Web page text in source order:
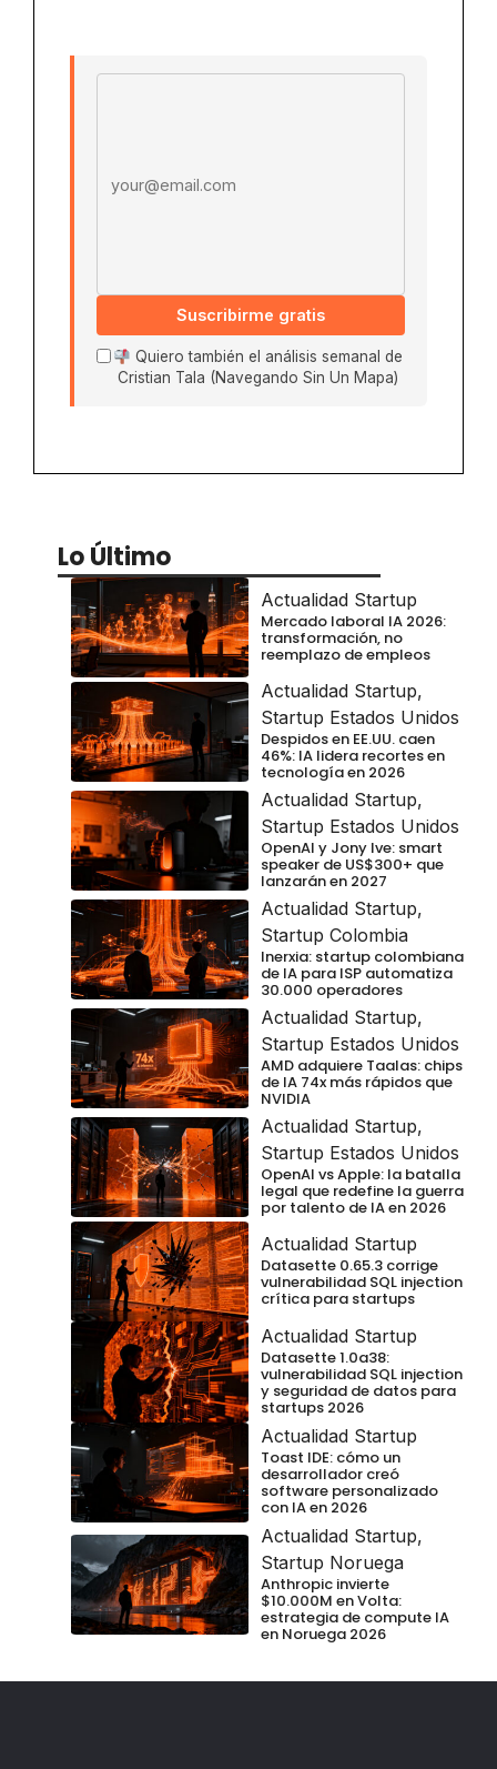
Suscribirme gratis
Quiero también el análisis semanal de
Cristian Tala (Navegando Sin Un Mapa)
Lo Último
Actualidad Startup
Mercado laboral IA 2026:
transformación, no
reemplazo de empleos
Actualidad Startup,
Startup Estados Unidos
Despidos en EE.UU. caen
46%: IA lidera recortes en
tecnología en 2026
Actualidad Startup,
Startup Estados Unidos
OpenAI y Jony Ive: smart
speaker de US$300+ que
lanzarán en 2027
Actualidad Startup,
Startup Colombia
Inerxia: startup colombiana
de IA para ISP automatiza
30.000 operadores
Actualidad Startup,
Startup Estados Unidos
AMD adquiere Taalas: chips
de IA 74x más rápidos que
NVIDIA
Actualidad Startup,
Startup Estados Unidos
OpenAI vs Apple: la batalla
legal que redefine la guerra
por talento de IA en 2026
Actualidad Startup
Datasette 0.65.3 corrige
vulnerabilidad SQL injection
crítica para startups
Actualidad Startup
Datasette 1.0a38:
vulnerabilidad SQL injection
y seguridad de datos para
startups 2026
Actualidad Startup
Toast IDE: cómo un
desarrollador creó
software personalizado
con IA en 2026
Actualidad Startup,
Startup Noruega
Anthropic invierte
$10.000M en Volta:
estrategia de compute IA
en Noruega 2026